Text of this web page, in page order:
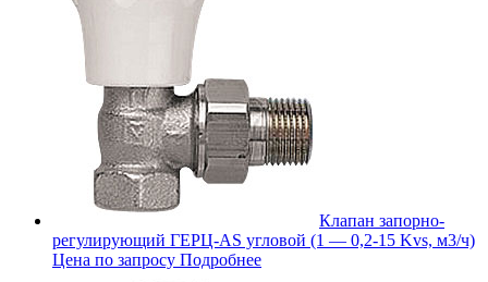
Клапан запорно-
регулирующий ГЕРЦ-AS угловой (1 — 0,2-15 Kvs, м3/ч)
Цена по запросу Подробнее